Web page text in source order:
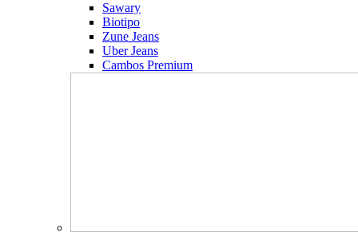
Sawary
Biotipo
Zune Jeans
Uber Jeans
Cambos Premium